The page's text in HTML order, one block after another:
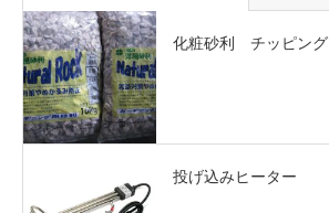
化粧砂利 チッピング
投げ込みヒーター